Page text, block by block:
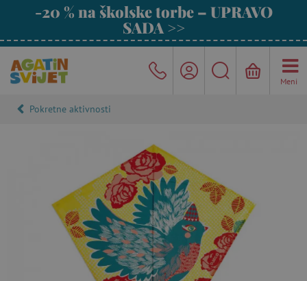
-20 % na školske torbe – UPRAVO
SADA >>
Meni
Pokretne aktivnosti